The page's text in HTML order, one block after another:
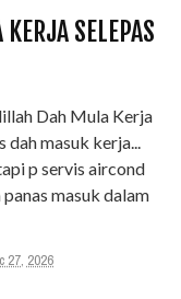
SELEPAS
dah masuk kerja...
p servis aircond
masuk dalam
27, 2026